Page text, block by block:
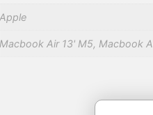
Apple
Macbook Air 13' M5, Macbook